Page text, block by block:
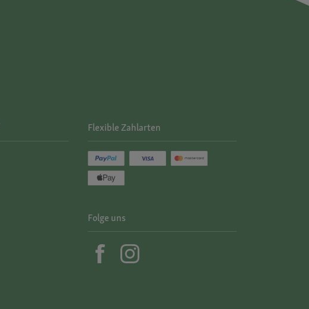
Flexible Zahlarten
Folge uns